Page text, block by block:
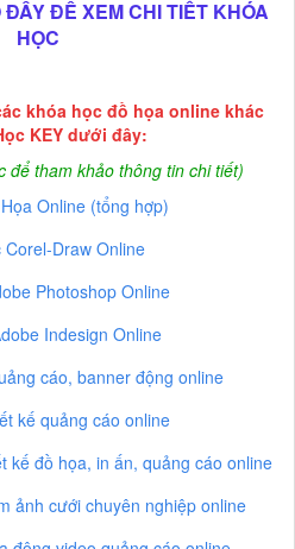
ĐỂ XEM CHI TIẾT KHÓA
HỌC
khóa học đồ họa online khác
KEY dưới đây:
để tham khảo thông tin chi tiết)
Online (tổng hợp)
Corel-Draw Online
Photoshop Online
Indesign Online
cáo, banner động online
kế quảng cáo online
kế đồ họa, in ấn, quảng cáo online
ảnh cưới chuyên nghiệp online